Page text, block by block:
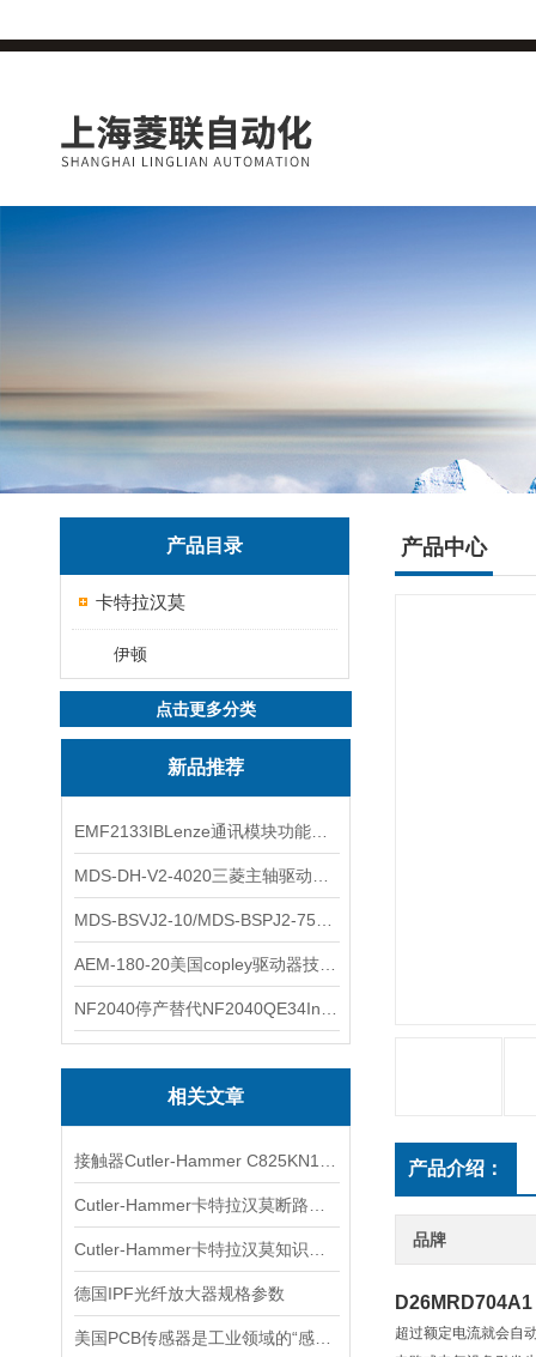
产品目录
卡特拉汉莫
伊顿
点击更多分类
新品推荐
相关文章
德国IPF光纤放大器规格参数
产品中心
产品介绍：
品牌
超过额定电流就会自